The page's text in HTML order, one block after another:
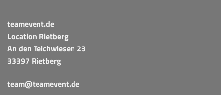
teamevent.de
Location Rietberg
An den Teichwiesen 23
33397 Rietberg
team@teamevent.de